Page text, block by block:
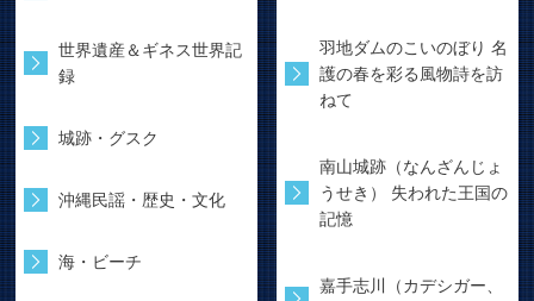
世界遺産＆ギネス世界記
録
城跡・グスク
沖縄民謡・歴史・文化
海・ビーチ
羽地ダムのこいのぼり 名
護の春を彩る風物詩を訪
ねて
南山城跡（なんざんじょ
うせき） 失われた王国の
記憶
嘉手志川（カデシガー、